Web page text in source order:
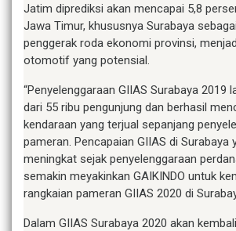
Jatim diprediksi akan mencapai 5,8
Jawa Timur, khususnya Surabaya
penggerak roda ekonomi provinsi,
otomotif yang potensial.
“Penyelenggaraan GIIAS Surabaya 2019
dari 55 ribu pengunjung dan berhasil
kendaraan yang terjual sepanjang
pameran. Pencapaian GIIAS di Surabaya
meningkat sejak penyelenggaraan
semakin meyakinkan GAIKINDO untuk
rangkaian pameran GIIAS 2020 di
Dalam GIIAS Surabaya 2020 akan